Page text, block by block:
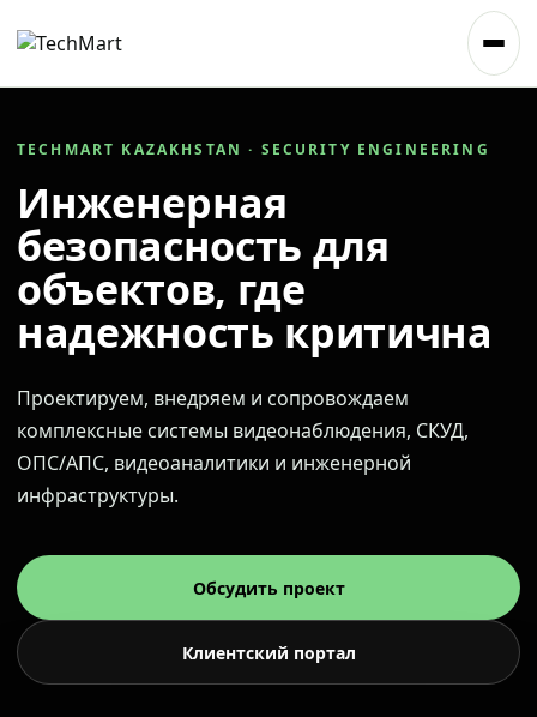
TECHMART KAZAKHSTAN · SECURITY ENGINEERING
Инженерная
безопасность для
объектов, где
надежность критична
Проектируем, внедряем и сопровождаем
комплексные системы видеонаблюдения, СКУД,
ОПС/АПС, видеоаналитики и инженерной
инфраструктуры.
Обсудить проект
Клиентский портал